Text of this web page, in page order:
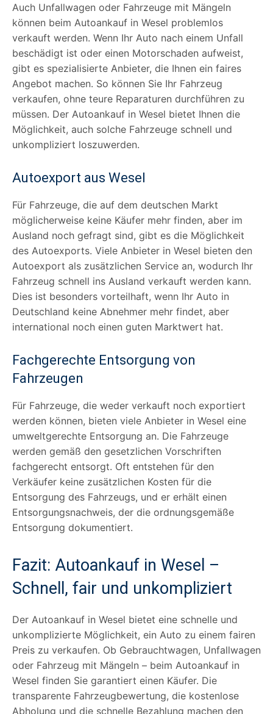
Auch Unfallwagen oder Fahrzeuge mit Mängeln
können beim Autoankauf in Wesel problemlos
verkauft werden. Wenn Ihr Auto nach einem Unfall
beschädigt ist oder einen Motorschaden aufweist,
gibt es spezialisierte Anbieter, die Ihnen ein faires
Angebot machen. So können Sie Ihr Fahrzeug
verkaufen, ohne teure Reparaturen durchführen zu
müssen. Der Autoankauf in Wesel bietet Ihnen die
Möglichkeit, auch solche Fahrzeuge schnell und
unkompliziert loszuwerden.
Autoexport aus Wesel
Für Fahrzeuge, die auf dem deutschen Markt
möglicherweise keine Käufer mehr finden, aber im
Ausland noch gefragt sind, gibt es die Möglichkeit
des Autoexports. Viele Anbieter in Wesel bieten den
Autoexport als zusätzlichen Service an, wodurch Ihr
Fahrzeug schnell ins Ausland verkauft werden kann.
Dies ist besonders vorteilhaft, wenn Ihr Auto in
Deutschland keine Abnehmer mehr findet, aber
international noch einen guten Marktwert hat.
Fachgerechte Entsorgung von
Fahrzeugen
Für Fahrzeuge, die weder verkauft noch exportiert
werden können, bieten viele Anbieter in Wesel eine
umweltgerechte Entsorgung an. Die Fahrzeuge
werden gemäß den gesetzlichen Vorschriften
fachgerecht entsorgt. Oft entstehen für den
Verkäufer keine zusätzlichen Kosten für die
Entsorgung des Fahrzeugs, und er erhält einen
Entsorgungsnachweis, der die ordnungsgemäße
Entsorgung dokumentiert.
Fazit: Autoankauf in Wesel –
Schnell, fair und unkompliziert
Der Autoankauf in Wesel bietet eine schnelle und
unkomplizierte Möglichkeit, ein Auto zu einem fairen
Preis zu verkaufen. Ob Gebrauchtwagen, Unfallwagen
oder Fahrzeug mit Mängeln – beim Autoankauf in
Wesel finden Sie garantiert einen Käufer. Die
transparente Fahrzeugbewertung, die kostenlose
Abholung und die schnelle Bezahlung machen den